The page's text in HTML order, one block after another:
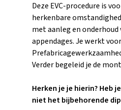
Deze EVC-procedure is
herkenbare
met aanleg en
appendages. Je werkt
Verder begeleid je de
Herken je je hierin? Heb
niet het bijbehorende